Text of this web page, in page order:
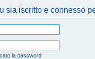
sia iscritto e connesso
la password